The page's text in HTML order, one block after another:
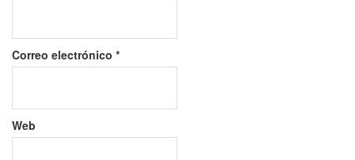
Correo electrónico *
Web